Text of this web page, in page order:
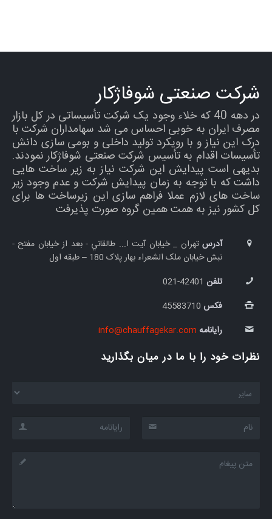
شرکت صنعتی شوفاژکار
در دهه 40 که خلاء وجود یک شرکت تأسیساتی در کل بازار
مصرف ایران به خوبی احساس می شد سهامداران شرکت با
درک این نیاز و با رویکرد تولید داخلی و بومی سازی دانش
تأسیسات اقدام به تأسیس شرکت صنعتی شوفاژکار نمودند.
بدیهی است پیدایش این شرکت نیاز به زیر ساخت هایی
داشت که با توجه به زمان پیدایش شرکت و عدم وجود زیر
ساخت های لازم عملا فراهم سازی این زیرساخت ها برای
کل کشور نیز به همت همین گروه صورت پذیرفت
آدرس تهران _ خيابان آيت ا... طالقاني - بعد از خیابان مفتح -
نبش خيابان ملک الشعراء بهار پلاک 180 – طبقه اول
تلفن
فکس
رایانامه info@chauffagekar.com
نظرات خود را با ما در میان بگذارید